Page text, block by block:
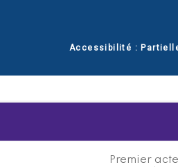
Accessibilité :
Premier